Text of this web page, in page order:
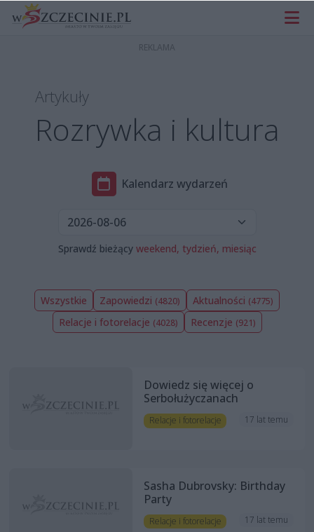
Artykuły
Rozrywka i kultura
Kalendarz wydarzeń
Sprawdź bieżący weekend, tydzień, miesiąc
Wszystkie Zapowiedzi (4820) Aktualności (4775)
Relacje i fotorelacje (4028) Recenzje (921)
Dowiedz się więcej o
Serbołużyczanach
Relacje i fotorelacje 17 lat temu
Sasha Dubrovsky: Birthday
Party
Relacje i fotorelacje 17 lat temu